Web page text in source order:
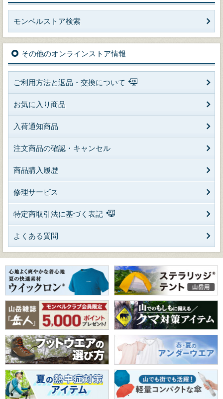
モンベルストア検索
その他のオンラインストア情報
ご利用方法と返品・交換について
お気に入り商品
入荷通知商品
注文商品の確認・キャンセル
商品購入履歴
修理サービス
特定商取引法に基づく表記
よくある質問